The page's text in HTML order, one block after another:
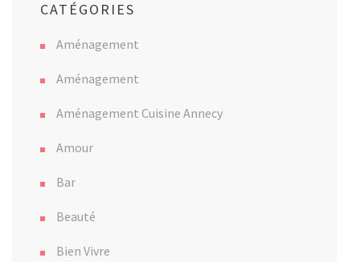
CATÉGORIES
Aménagement
Aménagement
Aménagement Cuisine Annecy
Amour
Bar
Beauté
Bien Vivre